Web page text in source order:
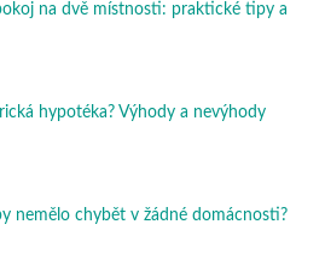
na dvě místnosti: praktické tipy a
hypotéka? Výhody a nevýhody
nemělo chybět v žádné domácnosti?